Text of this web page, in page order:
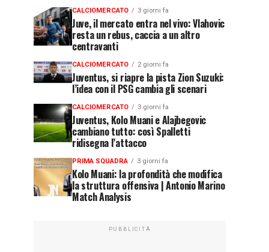
CALCIOMERCATO 3 giorni fa
Juve, il mercato entra nel vivo: Vlahovic
resta un rebus, caccia a un altro
centravanti
CALCIOMERCATO 2 giorni fa
Juventus, si riapre la pista Zion Suzuki:
l’idea con il PSG cambia gli scenari
CALCIOMERCATO 3 giorni fa
Juventus, Kolo Muani e Alajbegovic
cambiano tutto: così Spalletti
ridisegna l’attacco
PRIMA SQUADRA 3 giorni fa
Kolo Muani: la profondità che modifica
la struttura offensiva | Antonio Marino
Match Analysis
PUBBLICITÀ